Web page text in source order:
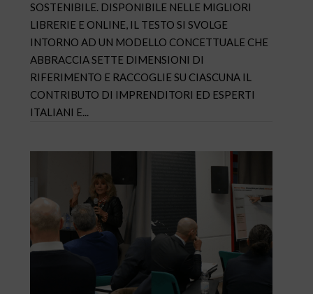
SOSTENIBILE. DISPONIBILE NELLE MIGLIORI
LIBRERIE E ONLINE, IL TESTO SI SVOLGE
INTORNO AD UN MODELLO CONCETTUALE CHE
ABBRACCIA SETTE DIMENSIONI DI
RIFERIMENTO E RACCOGLIE SU CIASCUNA IL
CONTRIBUTO DI IMPRENDITORI ED ESPERTI
ITALIANI E...